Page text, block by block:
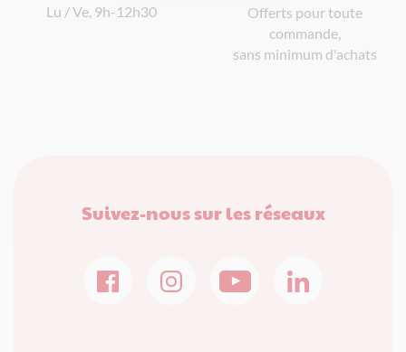
Lu / Ve, 9h-12h30
Offerts pour toute
commande,
sans minimum d'achats
Suivez-nous sur les réseaux